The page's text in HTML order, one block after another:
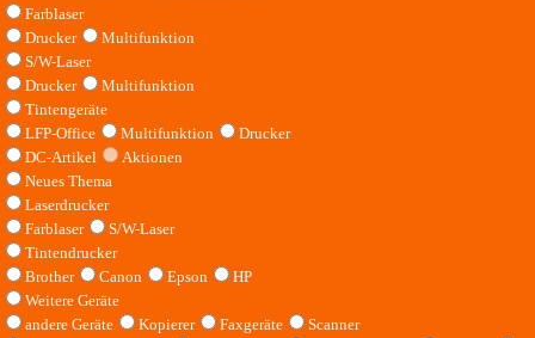
Farblaser
Drucker
Multifunktion
S/W-Laser
Drucker
Multifunktion
Tintengeräte
LFP-Office
Multifunktion
Drucker
DC-Artikel
Aktionen
Neues Thema
Laserdrucker
Farblaser
S/W-Laser
Tintendrucker
Brother
Canon Epson
HP
Weitere Geräte
andere Geräte
Kopierer Faxgeräte
Scanner